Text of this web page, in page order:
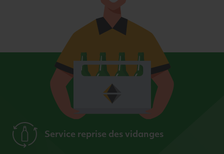
Service reprise des vidanges